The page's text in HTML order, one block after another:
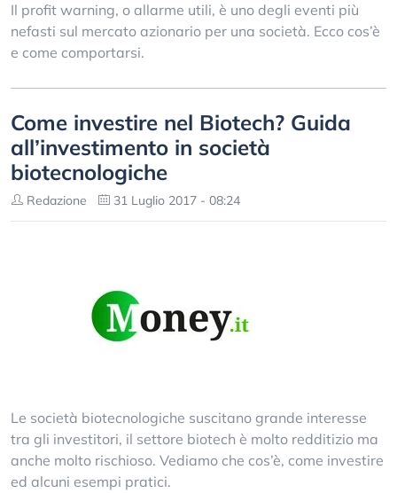
Il profit warning, o allarme utili, è uno degli eventi più
nefasti sul mercato azionario per una società. Ecco cos’è
e come comportarsi.
Come investire nel Biotech? Guida
all’investimento in società
biotecnologiche
Redazione 31 Luglio 2017 - 08:24
Le società biotecnologiche suscitano grande interesse
tra gli investitori, il settore biotech è molto redditizio ma
anche molto rischioso. Vediamo che cos’è, come investire
ed alcuni esempi pratici.